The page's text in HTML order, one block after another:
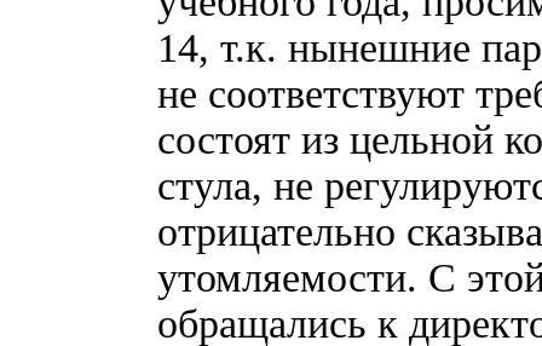
14, т.к. нынешние
не соответствуют
состоят из цельной
стула, не
отрицательно
утомляемости. С
обращались к